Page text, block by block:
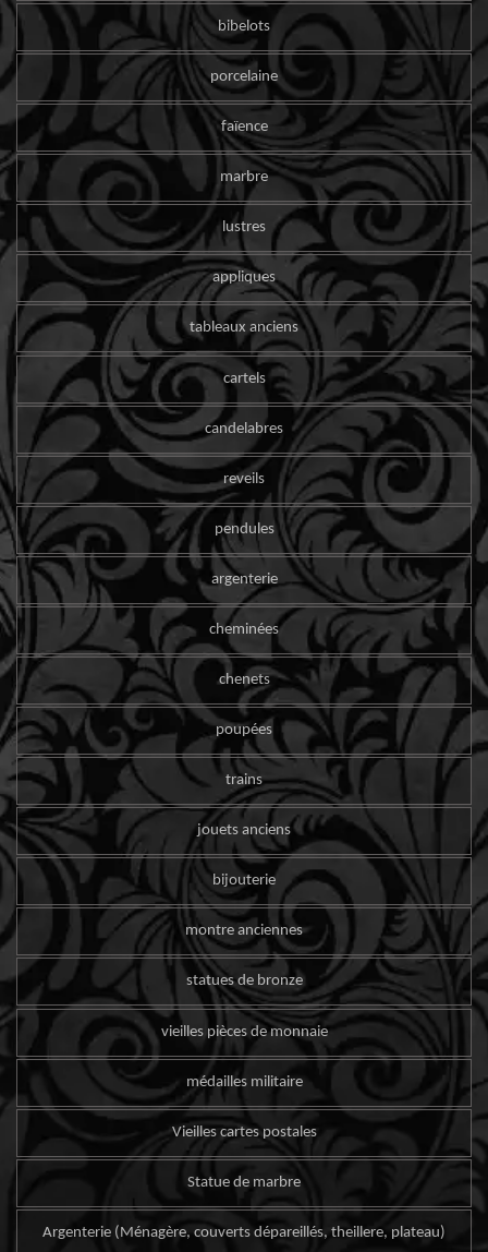
bibelots
porcelaine
faïence
marbre
lustres
appliques
tableaux anciens
cartels
candelabres
reveils
pendules
argenterie
cheminées
chenets
poupées
trains
jouets anciens
bijouterie
montre anciennes
statues de bronze
vieilles pièces de monnaie
médailles militaire
Vieilles cartes postales
Statue de marbre
Argenterie (Ménagère, couverts dépareillés, theillere, plateau)